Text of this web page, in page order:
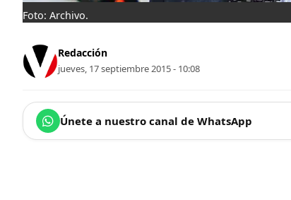
Foto: Archivo.
Redacción
jueves, 17 septiembre 2015 - 10:08
Únete a nuestro canal de WhatsApp